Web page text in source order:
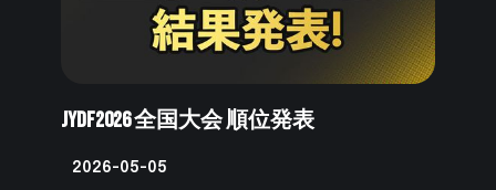
JYDF2026 全国大会 順位発表
2026-05-05